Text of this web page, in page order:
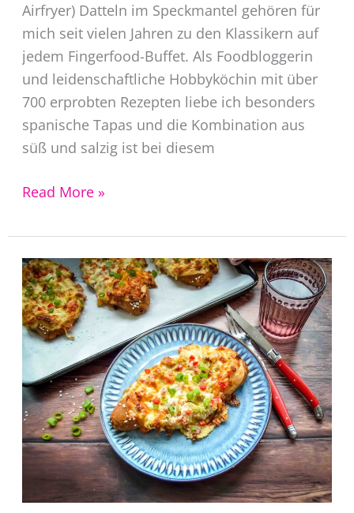
Airfryer) Datteln im Speckmantel gehören für
mich seit vielen Jahren zu den Klassikern auf
jedem Fingerfood-Buffet. Als Foodbloggerin
und leidenschaftliche Hobbyköchin mit über
700 erprobten Rezepten liebe ich besonders
spanische Tapas und die Kombination aus
süß und salzig ist bei diesem
Datteln
Speckmantel
Read More »